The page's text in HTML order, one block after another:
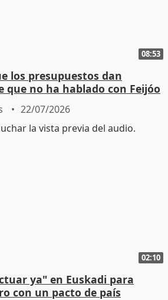
08:53
los presupuestos dan
que no ha hablado con Feijóo
22/07/2026
02:10
ya" en Euskadi para
con un pacto de país